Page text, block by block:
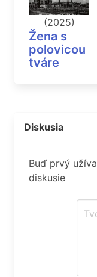
(2025)
Žena s
polovicou
tváre
Diskusia
Buď prvý
diskusie